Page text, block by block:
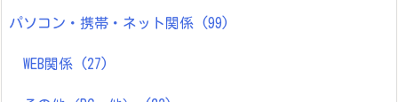
パソコン・携帯・ネット関係 (99)
WEB関係 (27)